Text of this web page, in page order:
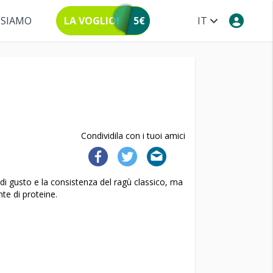
IT
LA VOGLIO! 5€
Condividila con i tuoi amici
gusto e la consistenza del ragù classico, ma
di proteine.